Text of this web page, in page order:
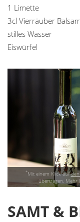
1 Limette
3cl Vierräuber
stilles Wasser
Eiswürfel
*Mit einem Klick auf
übertragen.
SAMT &